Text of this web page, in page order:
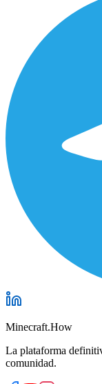
Minecraft.How
La plataforma
comunidad.